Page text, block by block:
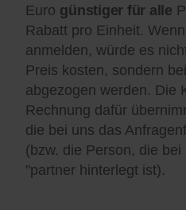
Euro günstiger für alle
Rabatt pro Einheit.
anmelden, würde es
Preis kosten, sondern
abgezogen werden. Die
Rechnung dafür
die bei uns das
(bzw. die Person, die
"partner hinterlegt ist).